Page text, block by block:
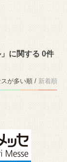
に関する 0件
が多い順 / 新着順